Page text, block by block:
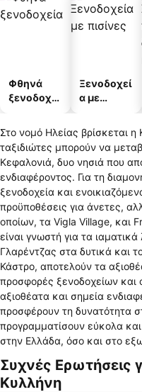
Φθηνά
ξενοδοχεί
Ξενοδοχεί
α με
Στο νομό Ηλείας βρίσκεται η
ταξιδιώτες μπορούν να
Κεφαλονιά, δυο νησιά που
ενδιαφέροντος. Για τη
ξενοδοχεία και
προϋποθέσεις για άνετες,
οποίων, τα Vigla Village, και
είναι γνωστή για τα
Γλαρέντζας στα δυτικά και
Κάστρο, αποτελούν τα
προσφορές ξενοδοχείων και
αξιοθέατα και σημεία
προσφέρουν τη δυνατότητα
προγραμματίσουν εύκολα
στην Ελλάδα, όσο και στο
Συχνές Ερωτήσεις
Κυλλήνη